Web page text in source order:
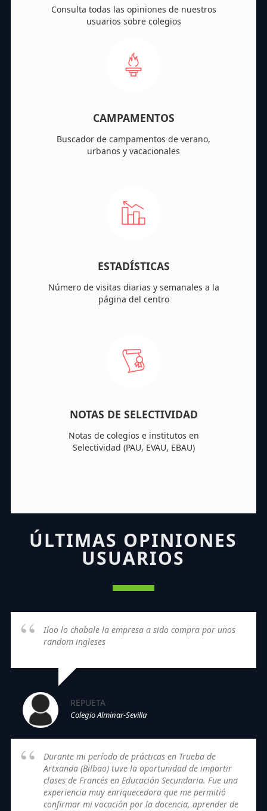
Consulta todas las opiniones de nuestros
usuarios sobre colegios
CAMPAMENTOS
Buscador de campamentos de verano,
urbanos y vacacionales
ESTADÍSTICAS
Número de visitas diarias y semanales a la
página del centro
NOTAS DE SELECTIVIDAD
Notas de colegios e institutos en
Selectividad (PAU, EVAU, EBAU)
ÚLTIMAS OPINIONES
USUARIOS
Iloo lo chabale la empresa a sido compra por unos
random ingleses
REPUETA
Colegio Alminar-Sevilla
Durante mi período de prácticas en Trueba de
Artxanda (Bilbao) tuve la oportunidad de impartir
clases de Francés en Educación Secundaria. Fue una
experiencia muy enriquecedora que me permitió
confirmar mi vocación por la docencia, aprender de